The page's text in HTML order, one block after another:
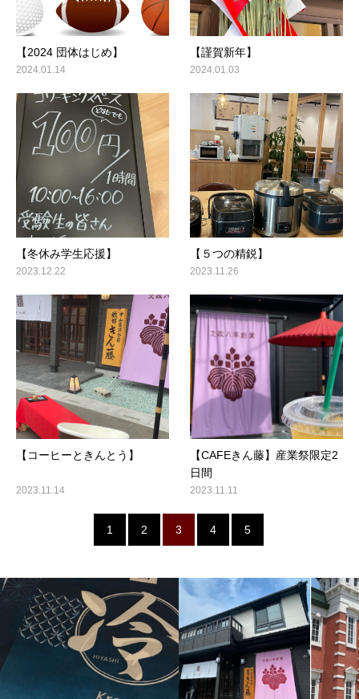
【2024 団体はじめ】
2024.01.14
【謹賀新年】
2024.01.03
【冬休み学生応援】
2023.12.22
【５つの精鋭】
2023.11.26
【コーヒーときんとう】
2023.11.14
【CAFEきん藤】産業祭限定2
日間
2023.11.11
1 2 3 4 5